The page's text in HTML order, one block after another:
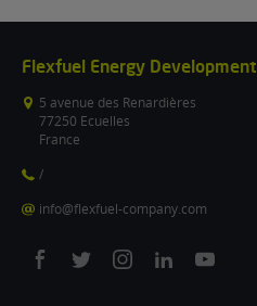
Flexfuel Energy Development
5 avenue des Renardières
77250 Ecuelles
France
/
info@flexfuel-company.com
On
On
On
On
On